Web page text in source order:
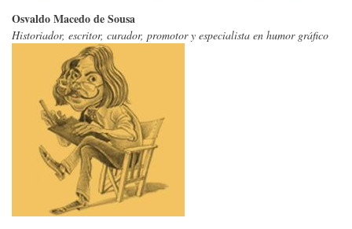
Osvaldo Macedo de Sousa
Historiador, escritor, curador, promotor y especialista en humor gráfico